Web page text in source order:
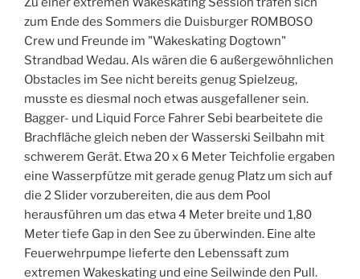
zum Ende des Sommers die Duisburger ROMBOSO
Crew und Freunde im "Wakeskating Dogtown"
Strandbad Wedau. Als wären die 6 außergewöhnlichen
Obstacles im See nicht bereits genug Spielzeug,
musste es diesmal noch etwas ausgefallener sein.
Bagger- und Liquid Force Fahrer Sebi bearbeitete die
Brachfläche gleich neben der Wasserski Seilbahn mit
schwerem Gerät. Etwa 20 x 6 Meter Teichfolie ergaben
eine Wasserpfütze mit gerade genug Platz um sich auf
die 2 Slider vorzubereiten, die aus dem Pool
herausführen um das etwa 4 Meter breite und 1,80
Meter tiefe Gap in den See zu überwinden. Eine alte
Feuerwehrpumpe lieferte den Lebenssaft zum
extremen Wakeskating und eine Seilwinde den Pull.